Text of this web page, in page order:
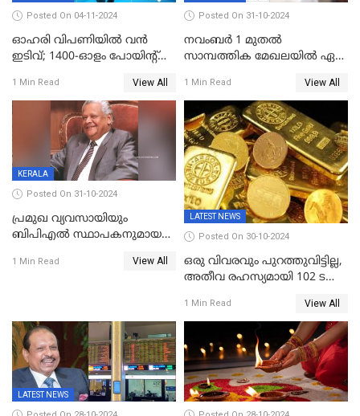
Posted On 04-11-2024
ഓഹരി വിപണിയിൽ വൻ
ഇടിവ്; 1400-ഓളം പോയിൻ്റ്
സെൻസെക്സ്;രൂപയുടെ
മൂല്യം വീണ്ടും റെക്കോര്‍ഡ്
താഴ്ചയില്‍
1 Min Read View All
Posted On 31-10-2024
നവംബർ 1 മുതൽ
സാമ്പത്തിക മേഖലയിൽ ഏഴ്
ടിക്കറ്റ് ബുക്കിംഗ് മുതൽ
എൽപിജി വരെ...
1 Min Read View All
KERALA
Posted On 31-10-2024
പ്രമുഖ വ്യവസായിയും
ബിപിഎല്‍ സ്ഥാപകനുമായ
1 Min Read View All
LATEST NEWS
Posted On 30-10-2024
ഒരു വിവരവും പുറത്തുവിട്ടില്ല,
അതീവ രഹസ്യമായി 102 ടൺ
ഇന്ത്യയിലേക്കെത്തിച്ചു
1 Min Read View All
LATEST NEWS